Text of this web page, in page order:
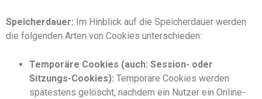
Speicherdauer: Im Hinblick auf die Speicherdauer werden
die folgenden Arten von Cookies unterschieden:
Temporäre Cookies (auch: Session- oder
Sitzungs-Cookies): Temporäre Cookies werden
spätestens gelöscht, nachdem ein Nutzer ein Online-